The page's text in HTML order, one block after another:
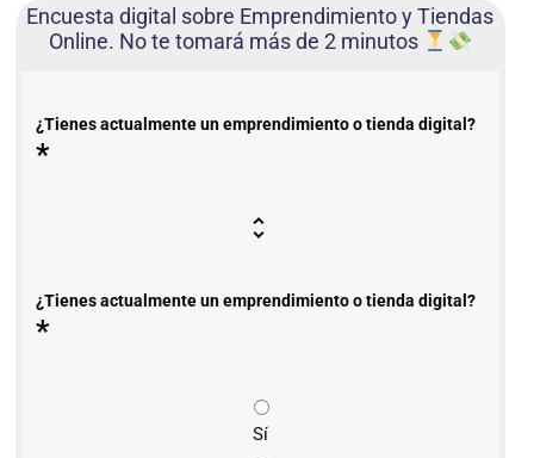
Encuesta digital sobre Emprendimiento y Tiendas
Online. No te tomará más de 2 minutos
¿Tienes actualmente un emprendimiento o tienda digital?
*
¿Tienes actualmente un emprendimiento o tienda digital?
*
Sí